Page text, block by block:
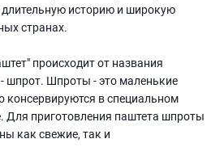
историю и широкую
странах.
происходит от названия
шпрот. Шпроты - это маленькие
консервируются в специальном
Для приготовления паштета шпроты
как свежие, так и